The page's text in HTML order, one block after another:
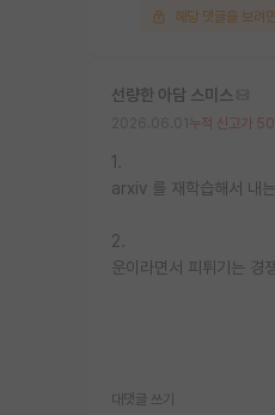
해당 댓글을 보려
선량한 아담 스미스
누적 신고가
1.
arxiv 를 재학습해서 내
2.
운이라면서 피튀기는 경
대댓글 쓰기